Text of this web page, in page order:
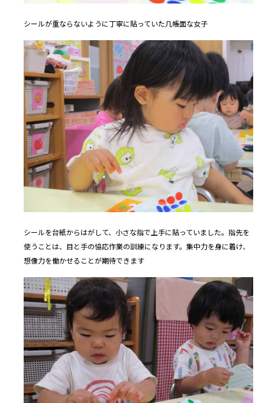
シールが重ならないように丁寧に貼っていた几帳面な女子
シールを台紙からはがして、小さな指で上手に貼っていました。指先を
使うことは、目と手の恊応作業の訓練になります。集中力を身に着け、
想像力を働かせることが期待できます